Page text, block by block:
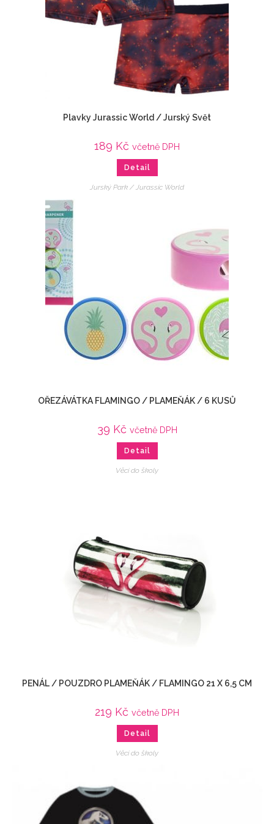
Plavky Jurassic World / Jurský Svět
189 Kč včetně DPH
Detail
Jurský Park / Jurassic World
OŘEZÁVÁTKA FLAMINGO / PLAMEŇÁK / 6 KUSŮ
39 Kč včetně DPH
Detail
Věci do školy
PENÁL / POUZDRO PLAMEŇÁK / FLAMINGO 21 X 6,5 CM
219 Kč včetně DPH
Detail
Věci do školy